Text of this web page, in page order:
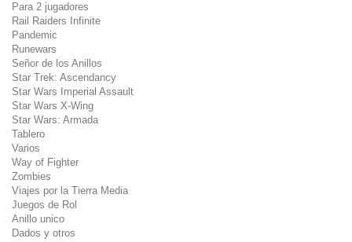
Para 2 jugadores
Rail Raiders Infinite
Pandemic
Runewars
Señor de los Anillos
Star Trek: Ascendancy
Star Wars Imperial Assault
Star Wars X-Wing
Star Wars: Armada
Tablero
Varios
Way of Fighter
Zombies
Viajes por la Tierra Media
Juegos de Rol
Anillo unico
Dados y otros